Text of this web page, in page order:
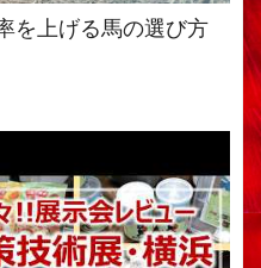
を上げる馬の選び方